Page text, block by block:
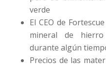
verde
El CEO de
mineral de
durante algún
Precios de las